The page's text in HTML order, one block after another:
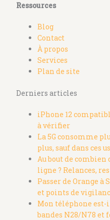
Ressources
Blog
Contact
À propos
Services
Plan de site
Derniers articles
iPhone 12
à vérifier
La 5G consomme
plus, sauf dans ces
Au bout de combien
ligne ? Relances,
Passer de Orange à
et points de
Mon téléphone est-
bandes N28/N78